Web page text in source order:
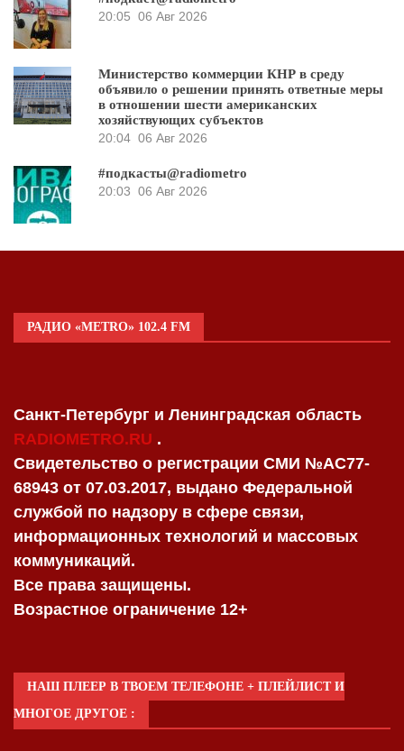
20:05 06 Авг 2026
Министерство коммерции КНР в среду
объявило о решении принять ответные меры
в отношении шести американских
хозяйствующих субъектов
20:04 06 Авг 2026
#подкасты@radiometro
20:03 06 Авг 2026
РАДИО «METRO» 102.4 FM
Санкт-Петербург и Ленинградская область
RADIOMETRO.RU .
Свидетельство о регистрации СМИ №AC77-
68943 от 07.03.2017, выдано Федеральной
службой по надзору в сфере связи,
информационных технологий и массовых
коммуникаций.
Все права защищены.
Возрастное ограничение 12+
НАШ ПЛЕЕР В ТВОЕМ ТЕЛЕФОНЕ + ПЛЕЙЛИСТ И
МНОГОЕ ДРУГОЕ :